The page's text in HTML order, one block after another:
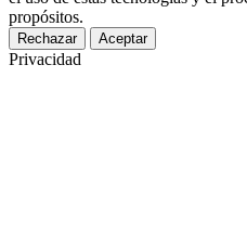
propósitos.
Rechazar Aceptar
Privacidad